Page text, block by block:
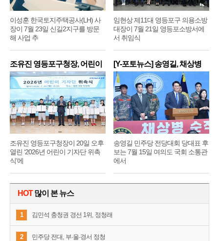
이성훈 한국토지주택공사(LH) 사
장이 7월 23일 신길2지구를 방문
해 사업 추
임현상 제11대 영등포구 의용소방
대장이 7월 21일 영등포소방서에
서 취임식
조유진 영등포구청장, 어린이
기
조유진 영등포구청장이 20일 오후
열린 ‘2026년 어린이 기자단 위촉
식’에
[Y-포토뉴스] 송영길, 채상병
순
송영길 민주당 전당대회 당대표 후
보는 7월 15일 여의도 국회 소통관
에서
HOT많이 본 뉴스
1 김민석 충청권 경선 1위, 정청래
2 민주당 전대, 부·울·경서 정청